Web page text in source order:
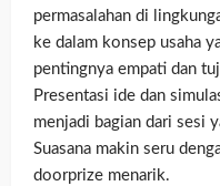
permasalahan di
ke dalam konsep usaha
pentingnya empati dan
Presentasi ide dan
menjadi bagian dari sesi
Suasana makin seru
doorprize menarik.